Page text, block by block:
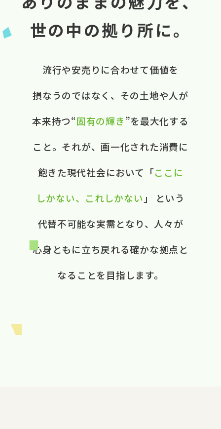
世の中の拠り所に。
流行や​安売りに​合わせて​価値を​
損なうのではなく、​ ​その​土地や​人が​
本来​持つ“固有の​輝き”を​最大化する​
こと。​ それが、​画一化された​消費に​
飽きた​現代社会に​おいて​ ​「ここに​
しかない、​これしかない 」 と​いう​
代替不可能な​実需と​なり、​ 人々が​
心身ともに​立ち戻れる​ 確かな​拠点と​
なる​ことを​目指します。​